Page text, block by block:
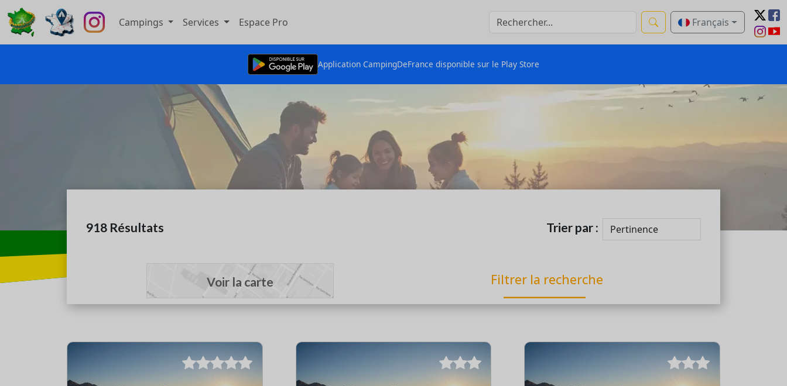
Campings Services Espace Pro Français
Application CampingDeFrance disponible sur le Play Store
918 Résultats Trier par :
Voir la carte Filtrer la recherche